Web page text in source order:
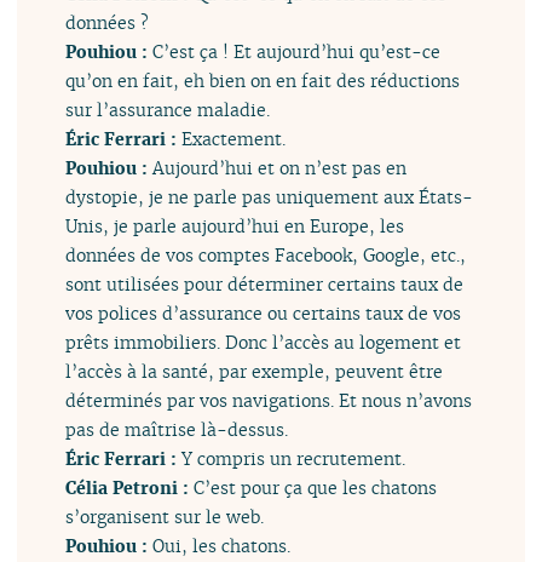
données ?
Pouhiou :C’est ça ! Et aujourd’hui qu’est-ce
qu’on en fait, eh bien on en fait des réductions
sur l’assurance maladie.
Éric Ferrari :Exactement.
Pouhiou :Aujourd’hui et on n’est pas en
dystopie, je ne parle pas uniquement aux États-
Unis, je parle aujourd’hui en Europe, les
données de vos comptes Facebook, Google, etc.,
sont utilisées pour déterminer certains taux de
vos polices d’assurance ou certains taux de vos
prêts immobiliers. Donc l’accès au logement et
l’accès à la santé, par exemple, peuvent être
déterminés par vos navigations. Et nous n’avons
pas de maîtrise là-dessus.
Éric Ferrari :Y compris un recrutement.
Célia Petroni :C’est pour ça que les chatons
s’organisent sur le web.
Pouhiou :Oui, les chatons.